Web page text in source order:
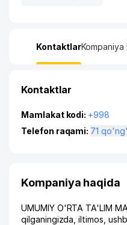
KontaktlarKompaniya
Kontaktlar
Mamlakat kodi: +998
Telefon raqami:
71
Kompaniya haqida
UMUMIY O'RTA TA'LIM
qilganingizda, iltimos,